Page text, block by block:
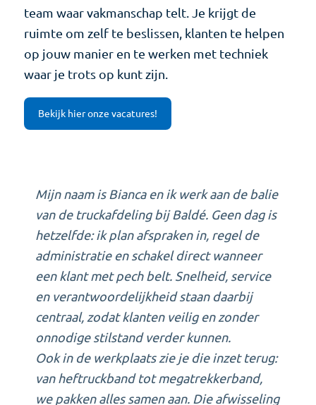
team waar vakmanschap telt. Je krijgt de
ruimte om zelf te beslissen, klanten te helpen
op jouw manier en te werken met techniek
waar je trots op kunt zijn.
Bekijk hier onze vacatures!
Mijn naam is Bianca en ik werk aan de balie
van de truckafdeling bij Baldé. Geen dag is
hetzelfde: ik plan afspraken in, regel de
administratie en schakel direct wanneer
een klant met pech belt. Snelheid, service
en verantwoordelijkheid staan daarbij
centraal, zodat klanten veilig en zonder
onnodige stilstand verder kunnen.
Ook in de werkplaats zie je die inzet terug:
van heftruckband tot megatrekkerband,
we pakken alles samen aan. Die afwisseling